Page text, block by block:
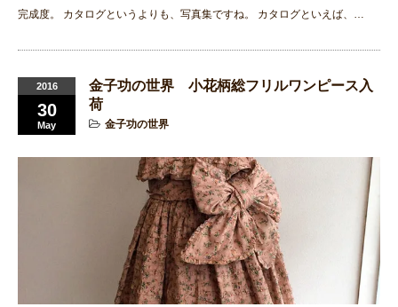
完成度。 カタログというよりも、写真集ですね。 カタログといえば、…
2016
30
May
金子功の世界 小花柄総フリルワンピース入
荷
金子功の世界